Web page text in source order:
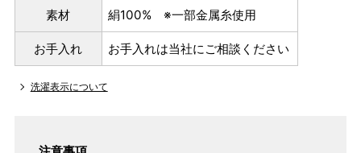
素材 絹100% ※一部金属糸使用
お手入れ お手入れは当社にご相談ください
洗濯表示について